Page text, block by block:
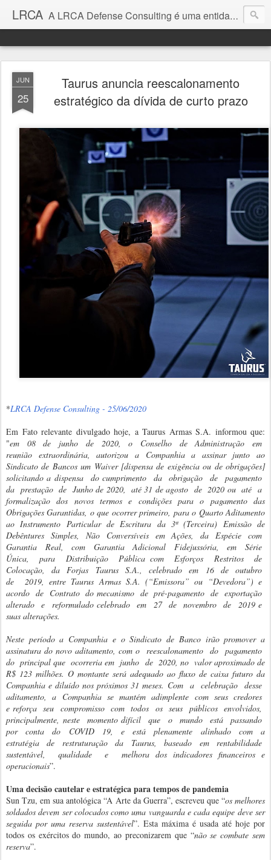
LRCA A LRCA Defense Consulting é uma entidade sem fins lucrativos que se dedica a produzir e divulgar notícias e análises sobre as Empresas de Defesa. Não somos jornalistas e nem este é um blog jornalístico.
JUN
25
Taurus anuncia reescalonamento
estratégico da dívida de curto prazo
*LRCA Defense Consulting - 25/06/2020
Em Fato relevante divulgado hoje, a Taurus Armas S.A. informou que:
"em 08 de junho de 2020, o Conselho de Administração em
reunião extraordinária, autorizou a Companhia a assinar junto ao
Sindicato de Bancos um Waiver [dispensa de exigência ou de obrigações]
solicitando a dispensa do cumprimento da obrigação de pagamento
da prestação de Junho de 2020, até 31 de agosto de 2020 ou até a
formalização dos novos termos e condições para o pagamento das
Obrigações Garantidas, o que ocorrer primeiro, para o Quarto Aditamento
ao Instrumento Particular de Escritura da 3ª (Terceira) Emissão de
Debêntures Simples, Não Conversíveis em Ações, da Espécie com
Garantia Real, com Garantia Adicional Fidejussória, em Série
Única, para Distribuição Pública com Esforços Restritos de
Colocação, da Forjas Taurus S.A., celebrado em 16 de outubro
de 2019, entre Taurus Armas S.A. (“Emissora” ou “Devedora”) e
acordo de Contrato do mecanismo de pré-pagamento de exportação
alterado e reformulado celebrado em 27 de novembro de 2019 e
suas alterações.
Neste período a Companhia e o Sindicato de Banco irão promover a
assinatura do novo aditamento, com o reescalonamento do pagamento
do principal que ocorreria em junho de 2020, no valor aproximado de
R$ 123 milhões. O montante será adequado ao fluxo de caixa futuro da
Companhia e diluído nos próximos 31 meses. Com a celebração desse
aditamento, a Companhia se mantém adimplente com seus credores
e reforça seu compromisso com todos os seus públicos envolvidos,
principalmente, neste momento difícil que o mundo está passando
por conta do COVID 19, e está plenamente alinhado com a
estratégia de restruturação da Taurus, baseado em rentabilidade
sustentável, qualidade e melhora dos indicadores financeiros e
operacionais”.
Uma decisão cautelar e estratégica para tempos de pandemia
Sun Tzu, em sua antológica “A Arte da Guerra”, escreveu que “os melhores
soldados devem ser colocados como uma vanguarda e cada equipe deve ser
seguida por uma reserva sustentável”. Esta máxima é usada até hoje por
todos os exércitos do mundo, ao preconizarem que “não se combate sem
reserva”.